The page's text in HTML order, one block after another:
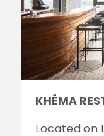
KHÉMA
Located on